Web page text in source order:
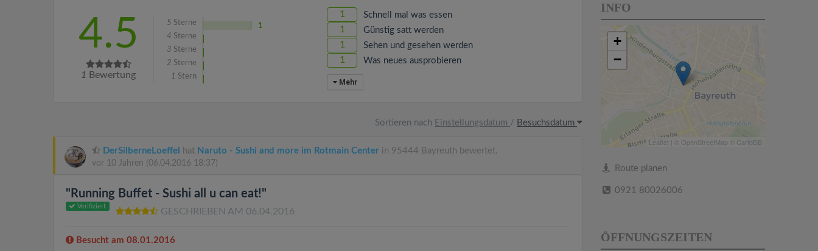
4.5
1 Bewertung
5 Sterne
1
4 Sterne
3 Sterne
2 Sterne
1 Stern
1 Schnell mal was essen
1 Günstig satt werden
1 Sehen und gesehen werden
1 Was neues ausprobieren
Mehr
Sortieren nach Einstellungsdatum / Besuchsdatum
DerSilberneLoeffel hat Naruto - Sushi and more im Rotmain Center in 95444 Bayreuth bewertet.
vor 10 Jahren (06.04.2016 18:37)
"Running Buffet - Sushi all u can eat!"
Verifiziert
GESCHRIEBEN AM 06.04.2016
Besucht am 08.01.2016
INFO
+
−
Leaflet | © OpenStreetMap © CartoDB
Route planen
0921 80026006
ÖFFNUNGSZEITEN